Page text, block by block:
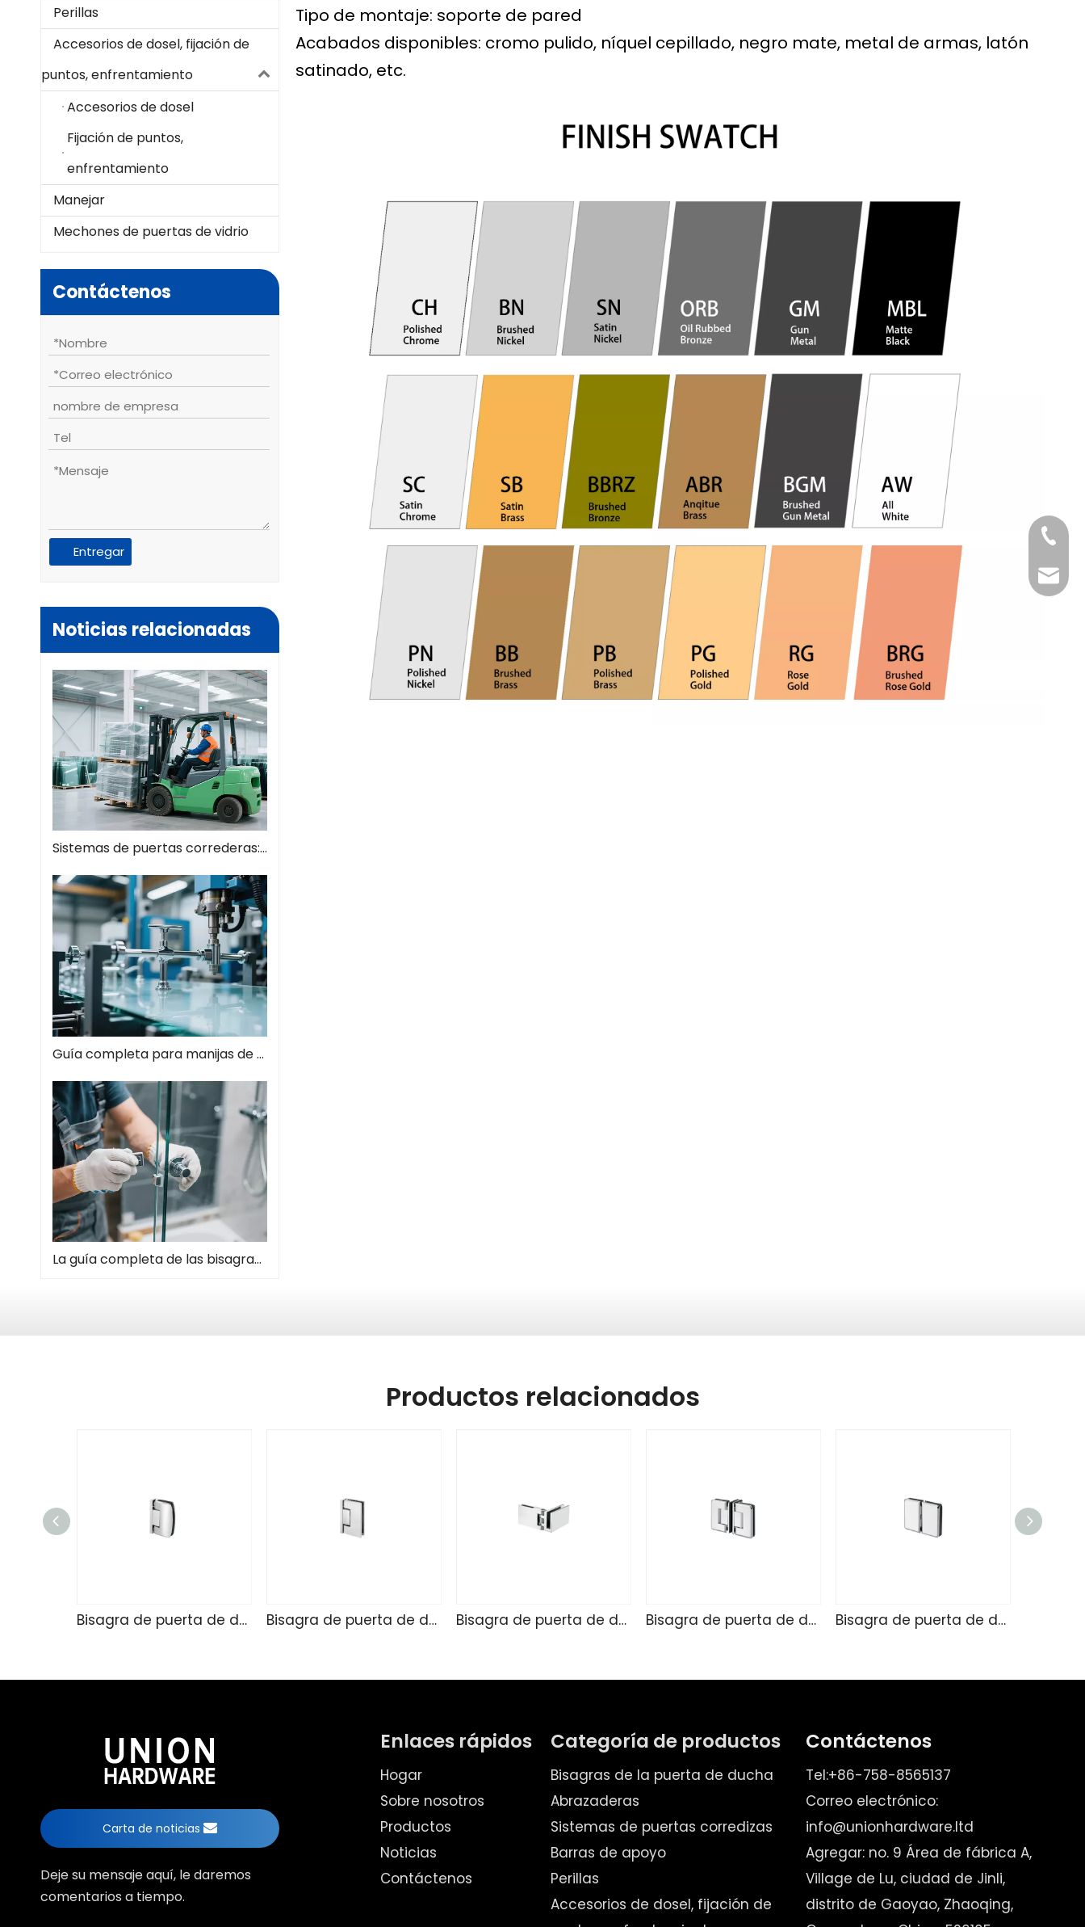
Perillas
Accesorios de dosel, fijación de
puntos, enfrentamiento
Accesorios de dosel
Fijación de puntos,
enfrentamiento
Manejar
Mechones de puertas de vidrio
Contáctenos
Entregar
Noticias relacionadas
Sistemas de puertas correderas: guía completa de soluciones espaciales modernas
Guía completa para manijas de tiros de vidrio: el estilo se encuentra con la función
La guía completa de las bisagras de la puerta de la ducha: tipos, instalación y mantenimiento
Tipo de montaje: soporte de pared
Acabados disponibles: cromo pulido, níquel cepillado, negro mate, metal de armas, latón
satinado, etc.
Productos relacionados
Bisagra de puerta de ducha de vidrio TD4257 Bisagra de puerta de ducha de vidrio TD4255 Bisagra de puerta de ducha de vidrio SK4271 Bisagra de puerta de ducha de vidrio SK4215 Bisagra de puerta de ducha de vidrio SK4214
Carta de noticias
Deje su mensaje aquí, le daremos
comentarios a tiempo.
Enlaces rápidos
Hogar
Sobre nosotros
Productos
Noticias
Contáctenos
Categoría de productos
Bisagras de la puerta de ducha
Abrazaderas
Sistemas de puertas corredizas
Barras de apoyo
Perillas
Accesorios de dosel, fijación de
Contáctenos
Tel:+86-758-8565137
Correo electrónico:
info@unionhardware.ltd
Agregar: no. 9 Área de fábrica A,
Village de Lu, ciudad de Jinli,
distrito de Gaoyao, Zhaoqing,
Tel
Email